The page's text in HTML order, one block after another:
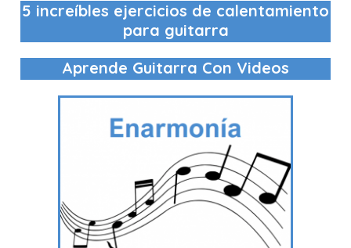
5 increíbles ejercicios de calentamiento
para guitarra
Aprende Guitarra Con Videos